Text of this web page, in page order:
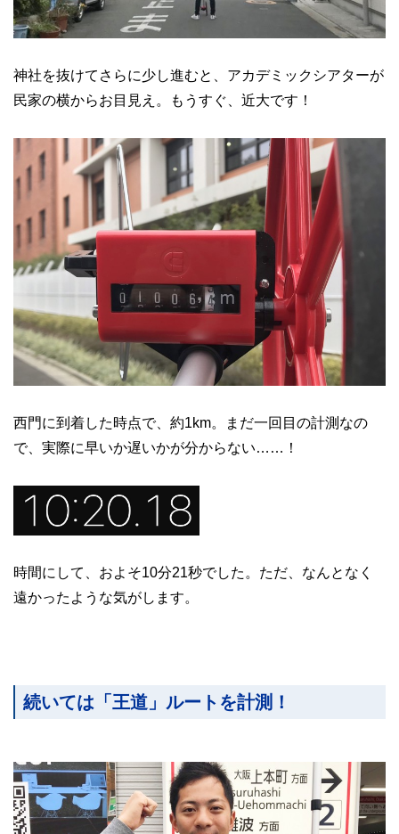
神社を抜けてさらに少し進むと、アカデミックシアターが
民家の横からお目見え。もうすぐ、近大です！
西門に到着した時点で、約1km。まだ一回目の計測なの
で、実際に早いか遅いかが分からない……！
時間にして、およそ10分21秒でした。ただ、なんとなく
遠かったような気がします。
続いては「王道」ルートを計測！